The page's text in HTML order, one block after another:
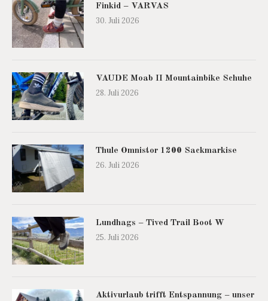
Finkid – VARVAS
30. Juli 2026
VAUDE Moab II Mountainbike Schuhe
28. Juli 2026
Thule Omnistor 1200 Sackmarkise
26. Juli 2026
Lundhags – Tived Trail Boot W
25. Juli 2026
Aktivurlaub trifft Entspannung – unser